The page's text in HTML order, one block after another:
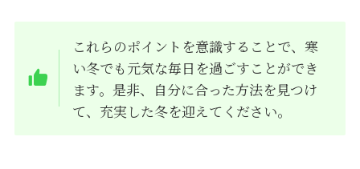
これらのポイントを意識することで、寒
い冬でも元気な毎日を過ごすことができ
ます。是非、自分に合った方法を見つけ
て、充実した冬を迎えてください。